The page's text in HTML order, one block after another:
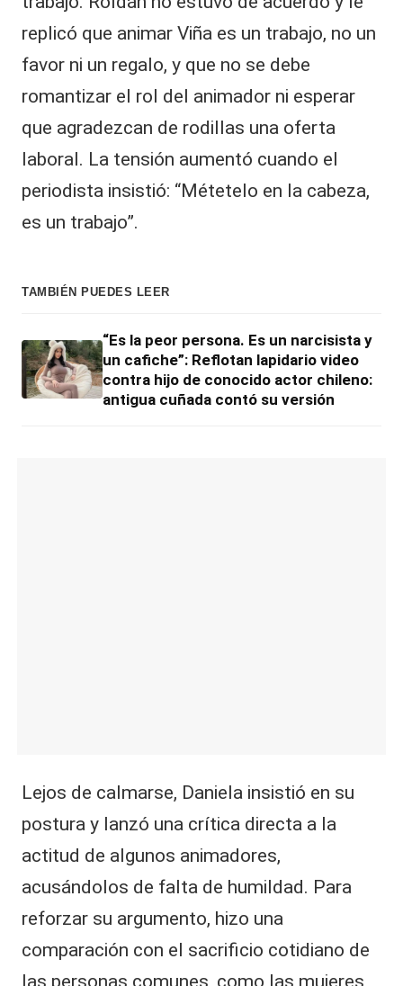
replicó que animar Viña es un trabajo, no un
favor ni un regalo, y que no se debe
romantizar el rol del animador ni esperar
que agradezcan de rodillas una oferta
laboral. La tensión aumentó cuando el
periodista insistió: “Métetelo en la cabeza,
es un trabajo”.
TAMBIÉN PUEDES LEER
“Es la peor persona. Es un narcisista y
un cafiche”: Reflotan lapidario video
contra hijo de conocido actor chileno:
antigua cuñada contó su versión
Lejos de calmarse, Daniela insistió en su
postura y lanzó una crítica directa a la
actitud de algunos animadores,
acusándolos de falta de humildad. Para
reforzar su argumento, hizo una
comparación con el sacrificio cotidiano de
las personas comunes, como las mujeres